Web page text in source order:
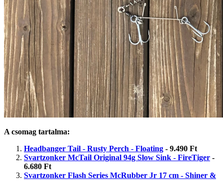
A csomag tartalma:
Headbanger Tail - Rusty Perch - Floating - 9.490 Ft
Svartzonker McTail Original 94g Slow Sink - FireTiger -
6.680 Ft
Svartzonker Flash Series McRubber Jr 17 cm - Shiner &